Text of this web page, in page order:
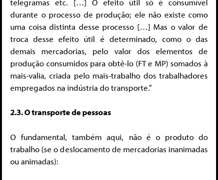
durante o processo de produção; ele não existe como
uma coisa distinta desse processo […] Mas o valor de
troca desse efeito útil é determinado, como o das
demais mercadorias, pelo valor dos elementos de
produção consumidos para obtê-lo (FT e MP) somados à
mais-valia, criada pelo mais-trabalho dos trabalhadores
empregados na indústria do transporte.”
2.3. O transporte de pessoas
O fundamental, também aqui, não é o produto do
trabalho (se o deslocamento de mercadorias inanimadas
ou animadas):